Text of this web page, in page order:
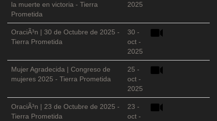
la muerte en victoria - Tierra
Prometida
2025
OraciÃ³n | 30 de Octubre de 2025 -
Tierra Prometida
30 -
oct -
2025
Mujer Agradecida | Congreso de
mujeres 2025 - Tierra Prometida
25 -
oct -
2025
OraciÃ³n | 23 de Octubre de 2025 -
Tierra Prometida
23 -
oct -